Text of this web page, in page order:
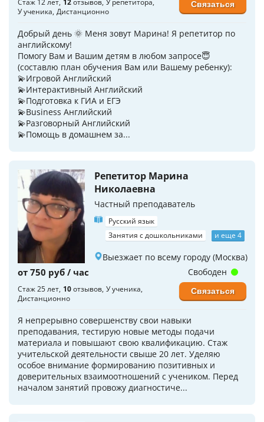
У ученика Дистанционно
Добрый день 🌞 Меня зовут Марина! Я репетитор по
английскому!
Помогу Вам и Вашим детям в любом запросе😇
(составлю план обучения Вам или Вашему ребенку):
💫Игровой Английский
💫Интерактивный Английский
💫Подготовка к ГИА и ЕГЭ
💫Business Английский
💫Разговорный Английский
💫Помощь в домашнем за...
Связаться
Репетитор Марина
Николаевна
Частный преподаватель
Русский язык
Занятия с дошкольниками
и еще 4
Выезжает по всему городу (Москва)
от 750 руб / час
Стаж 25 лет 10отзывов У ученика
Дистанционно
Я непрерывно совершенству свои навыки
преподавания, тестирую новые методы подачи
материала и повышают свою квалификацию. Стаж
учительской деятельности свыше 20 лет. Уделяю
особое внимание формированию позитивных и
доверительных взаимоотношений с учеником. Перед
началом занятий провожу диагностиче...
Свободен
Связаться